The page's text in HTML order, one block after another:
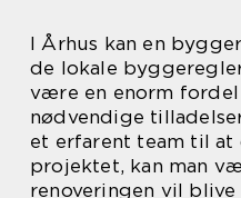
I Århus kan en
de lokale
være en enorm
nødvendige
et erfarent team til at
projektet, kan man
renoveringen vil blive